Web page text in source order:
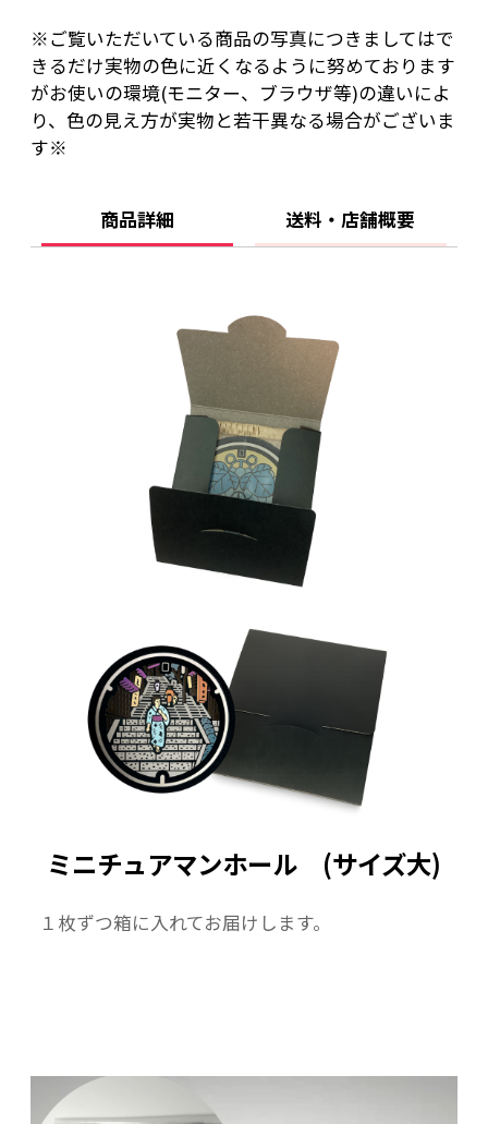
※ご覧いただいている商品の写真につきましてはで
きるだけ実物の色に近くなるように努めております
がお使いの環境(モニター、ブラウザ等)の違いによ
り、色の見え方が実物と若干異なる場合がございま
す※
商品詳細 送料・店舗概要
ミニチュアマンホール (サイズ大)
１枚ずつ箱に入れてお届けします。